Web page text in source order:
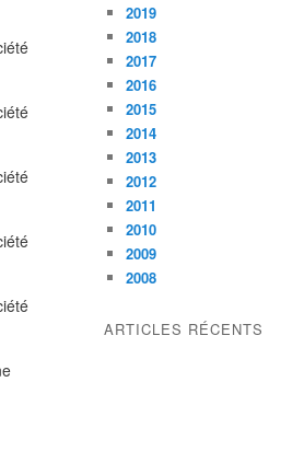
2019
2018
2017
2016
2015
2014
2013
2012
2011
2010
2009
2008
ARTICLES RÉCENTS